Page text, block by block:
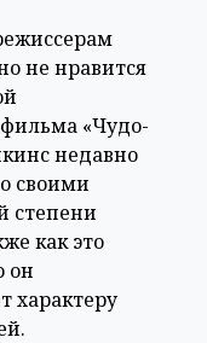
не нравится
«Чудо-
недавно
своими
степени
как это
он
характеру